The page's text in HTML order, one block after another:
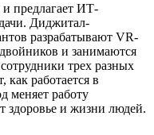
предлагает ИТ-
Диджитал-
разрабатывают VR-
и занимаются
трех разных
как работается в
меняет работу
здоровье и жизни людей.